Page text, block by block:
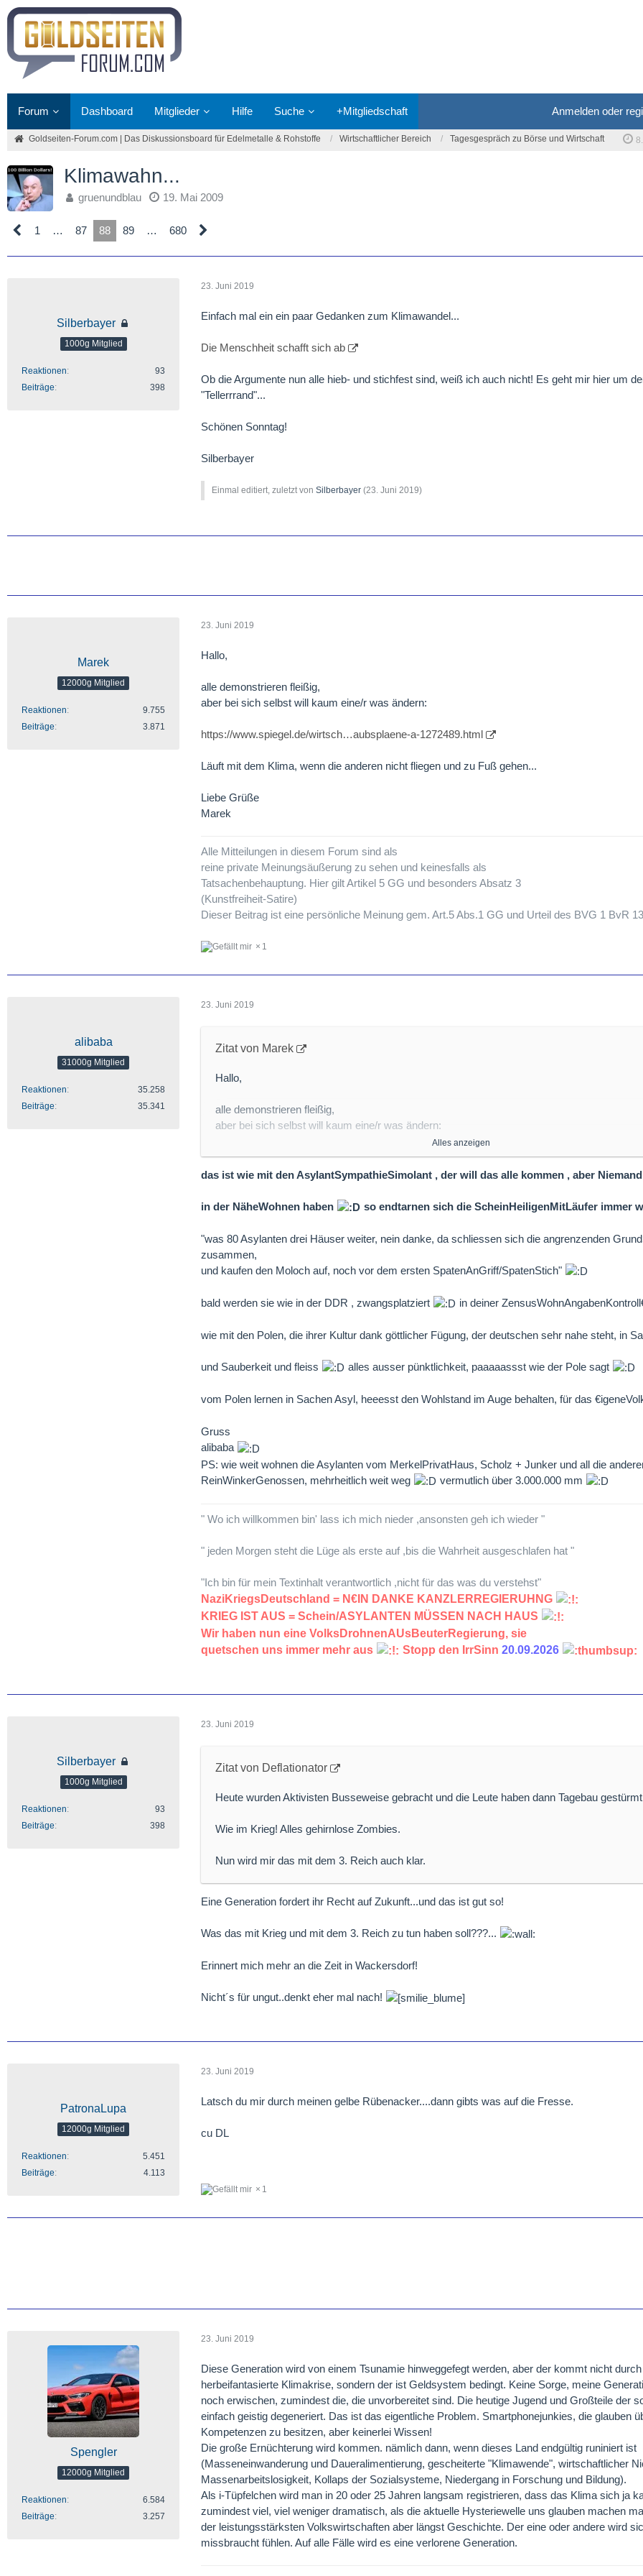
Forum Dashboard Mitglieder Hilfe Suche +Mitgliedschaft Anmelden oder
Goldseiten-Forum.com | Das Diskussionsboard für Edelmetalle & Rohstoffe Wirtschaftlicher Bereich Tagesgespräch zu Börse und Wirtschaft
Klimawahn...
gruenundblau 19. Mai 2009
1 … 87 88 89 … 680
Silberbayer
1000g Mitglied
Reaktionen
93
Beiträge
398
23. Juni 2019
Einfach mal ein ein paar Gedanken zum Klimawandel...
Die Menschheit schafft sich ab
Ob die Argumente nun alle hieb- und stichfest sind, weiß ich auch nicht! Es geht mir hier um
"Tellerrrand"...
Schönen Sonntag!
Silberbayer
Einmal editiert, zuletzt von Silberbayer (23. Juni 2019)
Marek
12000g Mitglied
Reaktionen
9.755
Beiträge
3.871
23. Juni 2019
Hallo,
alle demonstrieren fleißig,
aber bei sich selbst will kaum eine/r was ändern:
https://www.spiegel.de/wirtsch…aubsplaene-a-1272489.html
Läuft mit dem Klima, wenn die anderen nicht fliegen und zu Fuß gehen...
Liebe Grüße
Marek
Alle Mitteilungen in diesem Forum sind als
reine private Meinungsäußerung zu sehen und keinesfalls als
Tatsachenbehauptung. Hier gilt Artikel 5 GG und besonders Absatz 3
(Kunstfreiheit-Satire)
Dieser Beitrag ist eine persönliche Meinung gem. Art.5 Abs.1 GG und Urteil des BVG 1 BvR
1
alibaba
31000g Mitglied
Reaktionen
35.258
Beiträge
35.341
23. Juni 2019
Zitat von Marek
Hallo,
alle demonstrieren fleißig,
aber bei sich selbst will kaum eine/r was ändern:
https://www.spiegel.de/wirtsch…aubsplaene-a-1272489.html
Marek
Alles anzeigen
das ist wie mit den AsylantSympathieSimolant , der will das alle kommen , aber
in der NäheWohnen haben so endtarnen sich die ScheinHeiligenMitLäufer immer
"was 80 Asylanten drei Häuser weiter, nein danke, da schliessen sich die angrenzenden
zusammen,
und kaufen den Moloch auf, noch vor dem ersten SpatenAnGriff/SpatenStich"
bald werden sie wie in der DDR , zwangsplatziert in deiner
wie mit den Polen, die ihrer Kultur dank göttlicher Fügung, der deutschen sehr nahe steht, in
und Sauberkeit und fleiss alles ausser pünktlichkeit, paaaaassst wie der Pole sagt
vom Polen lernen in Sachen Asyl, heeesst den Wohlstand im Auge behalten, für das
Gruss
alibaba
PS: wie weit wohnen die Asylanten vom MerkelPrivatHaus, Scholz + Junker und all die
ReinWinkerGenossen, mehrheitlich weit weg
vermutlich über 3.000.000 mm
" Wo ich willkommen bin' lass ich mich nieder ,ansonsten geh ich wieder "
" jeden Morgen steht die Lüge als erste auf ,bis die Wahrheit ausgeschlafen hat "
"Ich bin für mein Textinhalt verantwortlich ,nicht für das was du verstehst"
NaziKriegsDeutschland = N€IN DANKE KANZLERREGIERUHNG
KRIEG IST AUS = Schein/ASYLANTEN MÜSSEN NACH HAUS
Wir haben nun eine VolksDrohnenAUsBeuterRegierung, sie
quetschen uns immer mehr aus
Stopp den IrrSinn 20.09.2026
Silberbayer
1000g Mitglied
Reaktionen
93
Beiträge
398
23. Juni 2019
Zitat von Deflationator
Heute wurden Aktivisten Busseweise gebracht und die Leute haben dann Tagebau
Wie im Krieg! Alles gehirnlose Zombies.
Nun wird mir das mit dem 3. Reich auch klar.
Eine Generation fordert ihr Recht auf Zukunft...und das ist gut so!
Was das mit Krieg und mit dem 3. Reich zu tun haben soll???...
Erinnert mich mehr an die Zeit in Wackersdorf!
Nicht´s für ungut..denkt eher mal nach!
PatronaLupa
12000g Mitglied
Reaktionen
5.451
Beiträge
4.113
23. Juni 2019
Latsch du mir durch meinen gelbe Rübenacker....dann gibts was auf die Fresse.
cu DL
1
Spengler
12000g Mitglied
Reaktionen
6.584
Beiträge
3.257
23. Juni 2019
Diese Generation wird von einem Tsunamie hinweggefegt werden, aber der kommt nicht
herbeifantasierte Klimakrise, sondern der ist Geldsystem bedingt. Keine Sorge, meine
noch erwischen, zumindest die, die unvorbereitet sind. Die heutige Jugend und Großteile der
einfach geistig degeneriert. Das ist das eigentliche Problem. Smartphonejunkies, die glauben
Kompetenzen zu besitzen, aber keinerlei Wissen!
Die große Ernüchterung wird kommen. nämlich dann, wenn dieses Land endgültig runiniert ist
(Masseneinwanderung und Daueralimentierung, gescheiterte "Klimawende", wirtschaftlicher
Massenarbeitslosigkeit, Kollaps der Sozialsysteme, Niedergang in Forschung und Bildung).
Als i-Tüpfelchen wird man in 20 oder 25 Jahren langsam registrieren, dass das Klima sich ja
zumindest viel, viel weniger dramatisch, als die aktuelle Hysteriewelle uns glauben machen
der leistungsstärksten Volkswirtschaften aber längst Geschichte. Der eine oder andere wird
missbraucht fühlen. Auf alle Fälle wird es eine verlorene Generation.